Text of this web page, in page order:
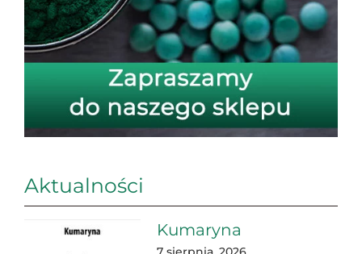
Aktualności
Kumaryna